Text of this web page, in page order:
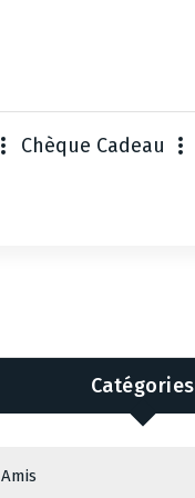
Chèque Cadeau
Catégories
Amis